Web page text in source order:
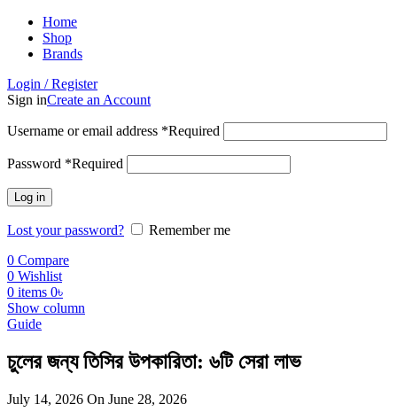
Home
Shop
Brands
Login / Register
Sign inCreate an Account
Username or email address *Required
Password *Required
Log in
Lost your password?
Remember me
0 Compare
0 Wishlist
0 items 0৳
Show column
Guide
চুলের জন্য তিসির উপকারিতা: ৬টি সেরা লাভ
July 14, 2026 On June 28, 2026